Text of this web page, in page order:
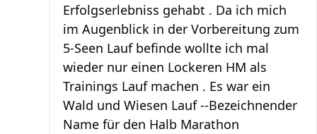
Erfolgserlebniss gehabt . Da ich mich
im Augenblick in der Vorbereitung zum
5-Seen Lauf befinde wollte ich mal
wieder nur einen Lockeren HM als
Trainings Lauf machen . Es war ein
Wald und Wiesen Lauf --Bezeichnender
Name für den Halb Marathon